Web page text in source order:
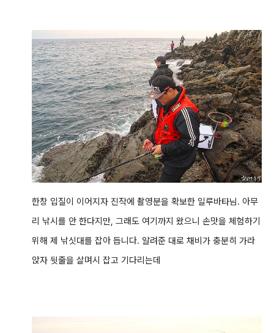
한창 입질이 이어지자 진작에 촬영분을 확보한 일루바타님. 아무
리 낚시를 안 한다지만, 그래도 여기까지 왔으니 손맛을 체험하기
위해 제 낚싯대를 잡아 듭니다. 알려준 대로 채비가 충분히 가라
앉자 뒷줄을 살며시 잡고 기다리는데